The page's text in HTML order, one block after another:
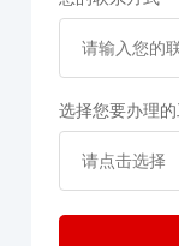
选择您要办理